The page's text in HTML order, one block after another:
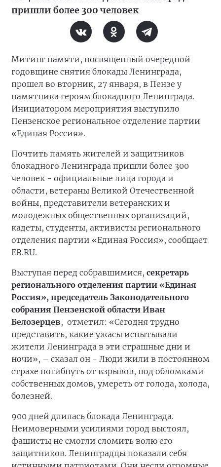
пришли более 300 человек
Митинг памяти, посвященный очередной
годовщине снятия блокады Ленинграда,
прошел во вторник, 27 января, в Пензе у
памятника героям блокадного Ленинграда.
Инициатором мероприятия выступило
Пензенское региональное отделение партии
«Единая Россия».
Почтить память жителей и защитников
блокадного Ленинграда пришли более 300
человек - официальные лица города и
области, ветераны Великой Отечественной
войны, представители ветеранских и
молодежных общественных организаций,
кадеты, студенты, активисты регионального
отделения партии «Единая Россия», сообщает
ER.RU.
Выступая перед собравшимися, секретарь
регионального отделения партии «Единая
Россия», председатель Законодательного
собрания Пензенской области Иван
Белозерцев, отметил: «Сегодня трудно
представить, какие ужасы испытывали
жители Ленинграда в эти страшные дни и
ночи», – сказал он - Люди жили в постоянном
страхе погибнуть от взрывов, под обломками
собственных домов, умереть от голода, холода,
болезней.
900 дней длилась блокада Ленинграда.
Неимоверными усилиями город выстоял,
фашисты не смогли сломить волю его
защитников. Ленинградцы показали себя